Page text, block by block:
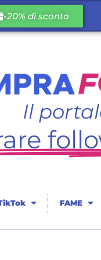
-20% di sconto
Il
FAME